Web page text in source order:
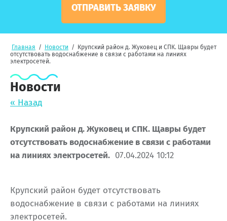
ОТПРАВИТЬ ЗАЯВКУ
Главная / Новости /
Крупский район д. Жуковец и СПК. Щавры будет
отсутствовать водоснабжение в связи с работами на линиях
электросетей.
Новости
« Назад
Крупский район д. Жуковец и СПК. Щавры будет
отсутствовать водоснабжение в связи с работами
на линиях электросетей. 07.04.2024 10:12
Крупский район будет отсутствовать
водоснабжение в связи с работами на линиях
электросетей.